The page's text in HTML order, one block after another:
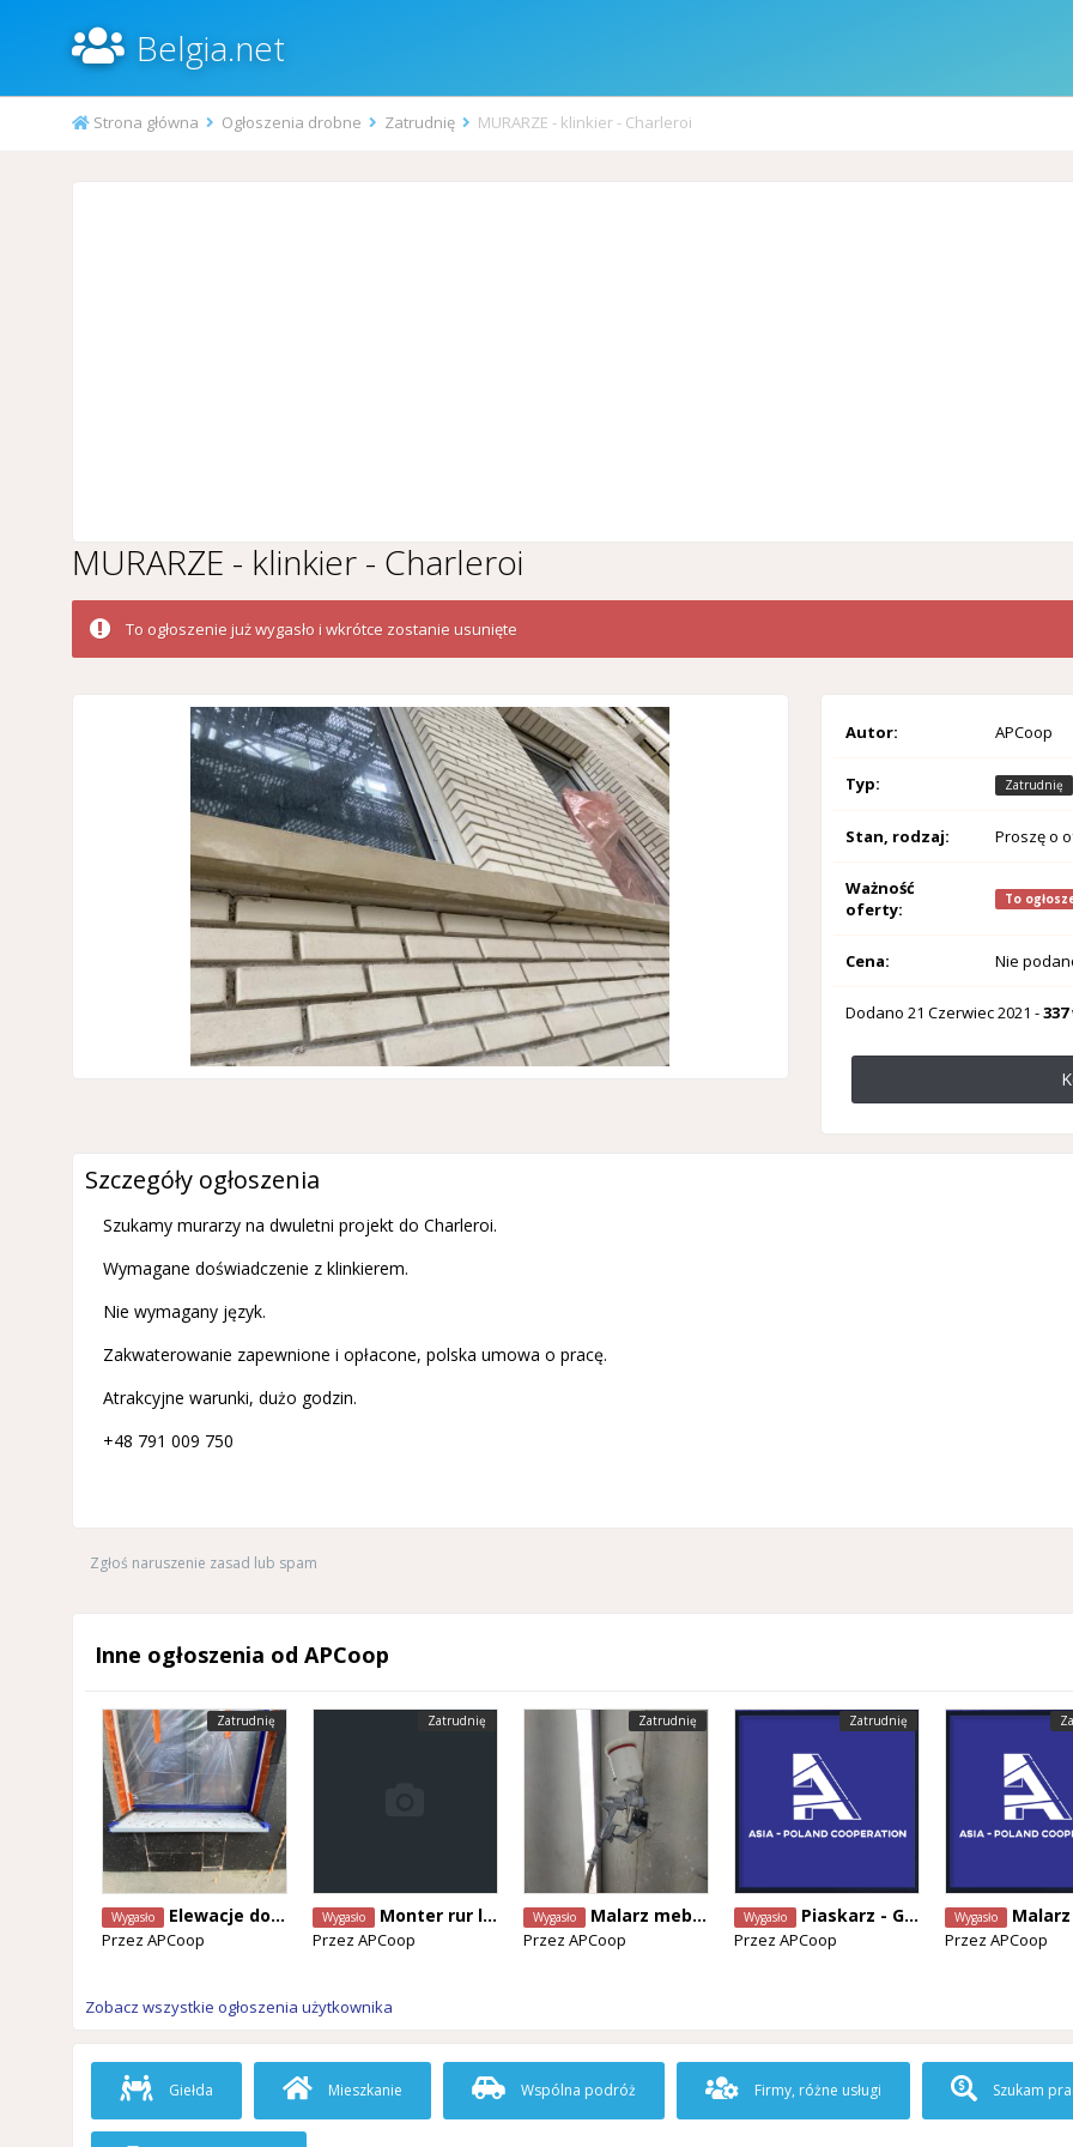
Belgia.net
Strona główna Ogłoszenia drobne Zatrudnię MURARZE - klinkier - Charleroi
MURARZE - klinkier - Charleroi
To ogłoszenie już wygasło i wkrótce zostanie usunięte
Autor: APCoop
Typ: Zatrudnię
Stan, rodzaj: Proszę o
Ważność
oferty:
To
Cena: Nie
Dodano21 Czerwiec 2021 -
Szczegóły ogłoszenia
Szukamy murarzy na dwuletni projekt do Charleroi.
Wymagane doświadczenie z klinkierem.
Nie wymagany język.
Zakwaterowanie zapewnione i opłacone, polska umowa o pracę.
Atrakcyjne warunki, dużo godzin.
+48 791 009 750
Zgłoś naruszenie zasad lub spam
Inne ogłoszenia od APCoop
Zatrudnię
Wygasło Elewacje docieplenia Aalst
Przez APCoop
Zatrudnię
Wygasło Monter rur lub Spawacz
Przez APCoop
Zatrudnię
Wygasło Malarz meblowy
Przez APCoop
Zatrudnię
Wygasło Piaskarz - Gandawa
Przez APCoop
Wygasło Malarz
Przez APCoop
Zobacz wszystkie ogłoszenia użytkownika
Giełda Mieszkanie Wspólna podróż Firmy, różne usługi Szukam